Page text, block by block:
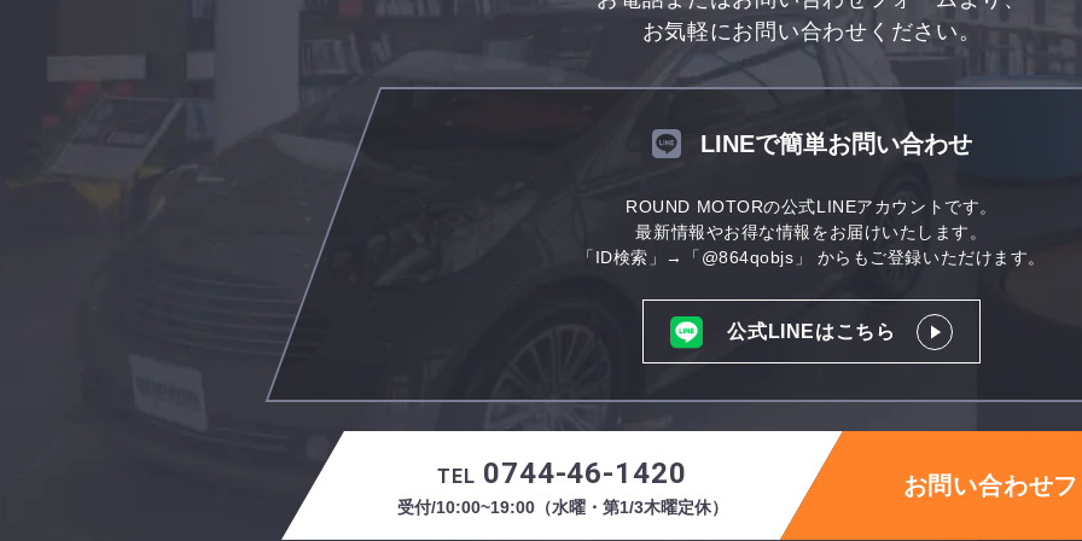
お気軽にお問い合わせください。
LINEで簡単お問い合わせ
ROUND MOTORの公式LINEアカウントです。
最新情報やお得な情報をお届けいたします。
「ID検索」→「@864qobjs」
からもご登録いただけます。
公式LINEはこちら
TEL 0744-46-1420
受付/10:00~19:00（水曜・第1/3木曜定休）
お問い合わせ